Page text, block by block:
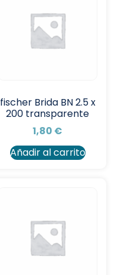
fischer Brida BN 2.5 x
200 transparente
1,80 €
Añadir al carrito